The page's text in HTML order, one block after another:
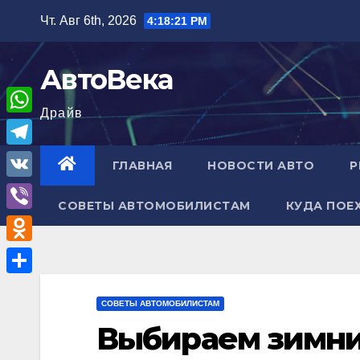
содержимому
Чт. Авг 6th, 2026 4:18:22 PM
АвтоВека
Драйв
ГЛАВНАЯ НОВОСТИ АВТО
СОВЕТЫ АВТОМОБИЛИСТАМ КУДА
СОВЕТЫ АВТОМОБИЛИСТАМ
Выбираем
W
h
a
A
T
e
l
e
g
V
K
V
i
b
O